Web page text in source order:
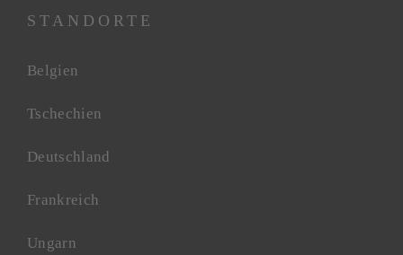
STANDORTE
Belgien
Tschechien
Deutschland
Frankreich
Ungarn